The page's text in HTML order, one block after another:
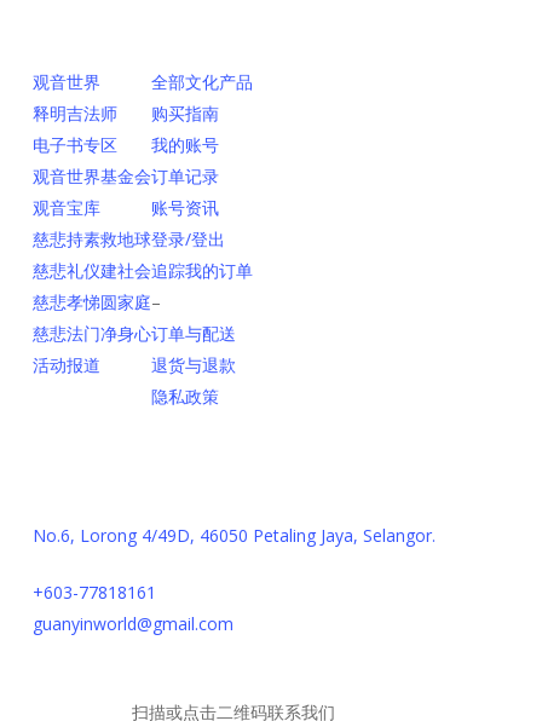
观音世界
释明吉法师
电子书专区
观音世界基金会
观音宝库
慈悲持素救地球
慈悲礼仪建社会
慈悲孝悌圆家庭
慈悲法门净身心
活动报道
全部文化产品
购买指南
我的账号
订单记录
账号资讯
登录/登出
追踪我的订单
–
订单与配送
退货与退款
隐私政策
No.6, Lorong 4/49D, 46050 Petaling Jaya, Selangor.
+603-77818161
guanyinworld@gmail.com
扫描或点击二维码联系我们